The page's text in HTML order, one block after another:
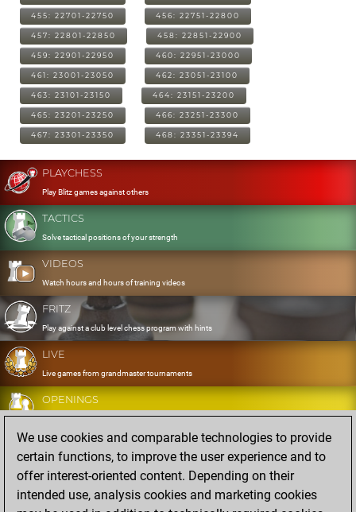
455: 22701-22750 456: 22751-22800
457: 22801-22850 458: 22851-22900
459: 22901-22950 460: 22951-23000
461: 23001-23050 462: 23051-23100
463: 23101-23150 464: 23151-23200
465: 23201-23250 466: 23251-23300
467: 23301-23350 468: 23351-23394
PLAYCHESS
Play Blitz games against others
TACTICS
Solve tactical positions of your strength
VIDEOS
Watch hours and hours of training videos
FRITZ
Play against a club level chess program with hints
LIVE
Live games from grandmaster tournaments
OPENINGS
Develop and exercise your openings
DATABASE
Eight million strong games
MYGAMES
Store and analyse your own games in the cloud
We use cookies and comparable technologies to provide
certain functions, to improve the user experience and to
offer interest-oriented content. Depending on their
intended use, analysis cookies and marketing cookies